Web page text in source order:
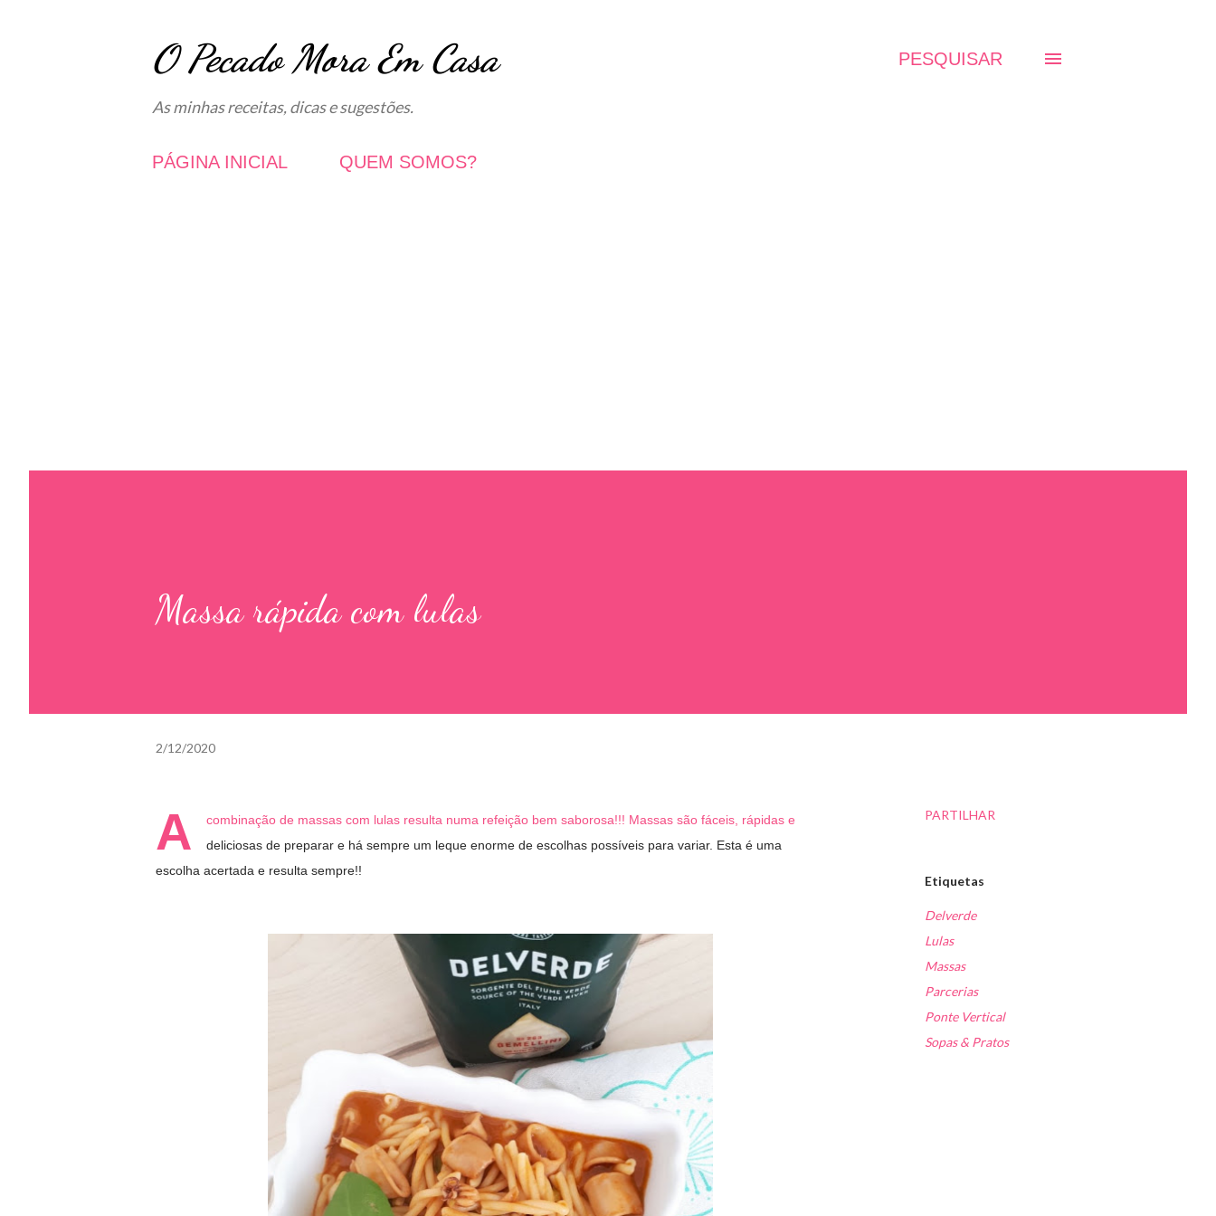
O Pecado Mora Em Casa
As minhas receitas, dicas e sugestões.
PESQUISAR
PÁGINA INICIAL QUEM SOMOS?
Massa rápida com lulas
2/12/2020
A
combinação de massas com lulas resulta numa refeição bem saborosa!!! Massas são fáceis, rápidas e
deliciosas de preparar e há sempre um leque enorme de escolhas possíveis para variar. Esta é uma
escolha acertada e resulta sempre!!
PARTILHAR
Etiquetas
Delverde
Lulas
Massas
Parcerias
Ponte Vertical
Sopas & Pratos